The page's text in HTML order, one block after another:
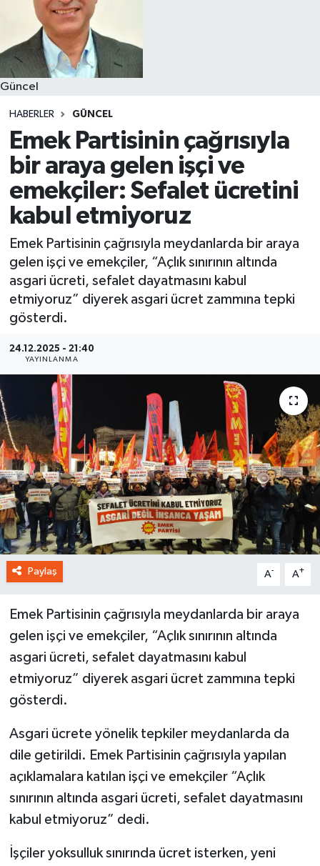
Güncel
HABERLER GÜNCEL
Emek Partisinin çağrısıyla
bir araya gelen işçi ve
emekçiler: Sefalet ücretini
kabul etmiyoruz
Emek Partisinin çağrısıyla meydanlarda bir araya
gelen işçi ve emekçiler, “Açlık sınırının altında
asgari ücreti, sefalet dayatmasını kabul
etmiyoruz” diyerek asgari ücret zammına tepki
gösterdi.
24.12.2025 - 21:40
YAYINLANMA
Paylaş A- A+
Emek Partisinin çağrısıyla meydanlarda bir araya
gelen işçi ve emekçiler, “Açlık sınırının altında
asgari ücreti, sefalet dayatmasını kabul
etmiyoruz” diyerek asgari ücret zammına tepki
gösterdi.
Asgari ücrete yönelik tepkiler meydanlarda da
dile getirildi. Emek Partisinin çağrısıyla yapılan
açıklamalara katılan işçi ve emekçiler “Açlık
sınırının altında asgari ücreti, sefalet dayatmasını
kabul etmiyoruz” dedi.
İşçiler yoksulluk sınırında ücret isterken, yeni